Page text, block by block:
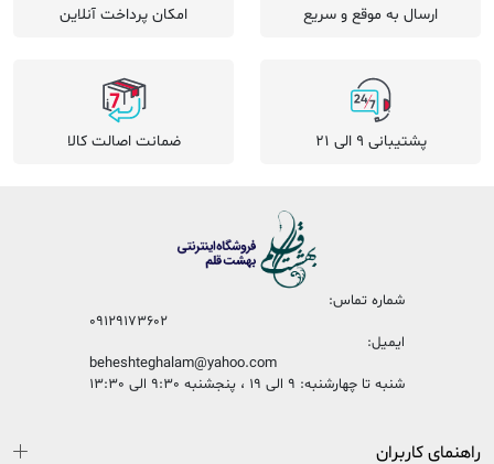
ارسال به موقع و سریع امکان پرداخت آنلاین
پشتیبانی 9 الی 21 ضمانت اصالت کالا
شماره تماس:
09129173602
ایمیل:
beheshteghalam@yahoo.com
شنبه تا چهارشنبه: 9 الی 19 ، پنجشنبه 9:30 الی 13:30
راهنمای کاربران